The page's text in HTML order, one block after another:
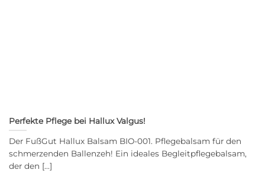
Perfekte Pflege bei Hallux Valgus!
Der FußGut Hallux Balsam BIO-001. Pflegebalsam für den
schmerzenden Ballenzeh! Ein ideales Begleitpflegebalsam,
der den [...]